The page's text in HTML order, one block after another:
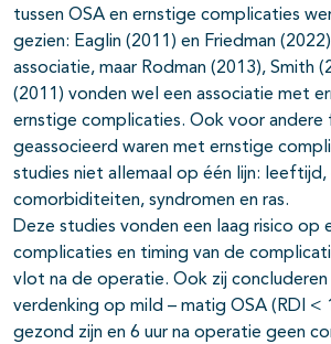
tussen OSA en ernstige complicaties
gezien: Eaglin (2011) en Friedman
associatie, maar Rodman (2013), Smith
(2011) vonden wel een associatie met
ernstige complicaties. Ook voor andere
geassocieerd waren met ernstige
studies niet allemaal op één lijn: leeftijd,
comorbiditeiten, syndromen en ras.
Deze studies vonden een laag risico op
complicaties en timing van de
vlot na de operatie. Ook zij
verdenking op mild – matig OSA (RDI <
gezond zijn en 6 uur na operatie geen